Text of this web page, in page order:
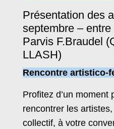
Présentation des
septembre –
Parvis F.Braudel
LLASH)
Rencontre artistico-
Profitez d’un moment
rencontrer les
collectif, à votre